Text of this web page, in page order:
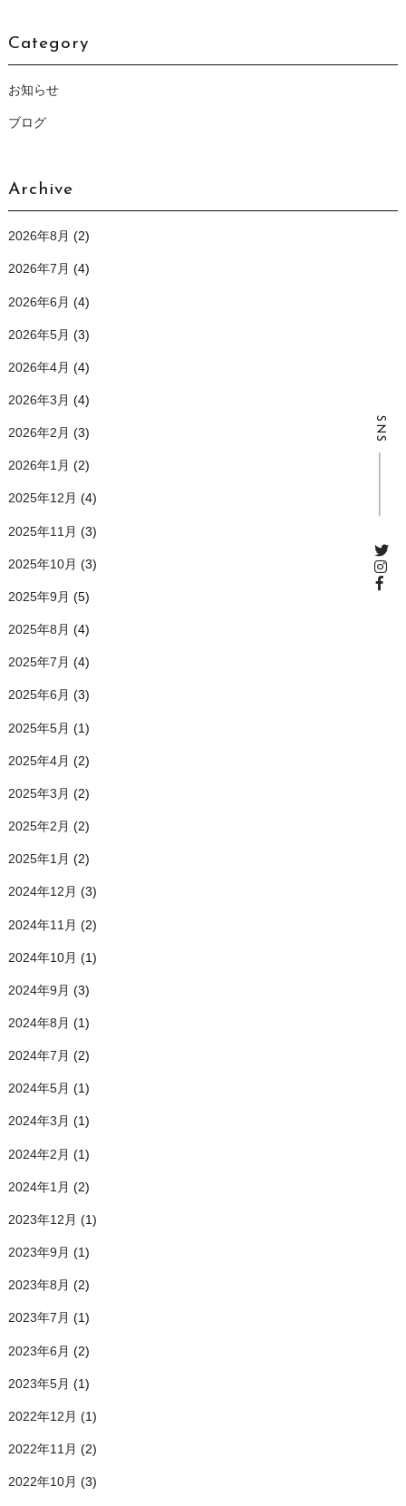
SNS
Category
お知らせ
ブログ
Archive
2026年8月 (2)
2026年7月 (4)
2026年6月 (4)
2026年5月 (3)
2026年4月 (4)
2026年3月 (4)
2026年2月 (3)
2026年1月 (2)
2025年12月 (4)
2025年11月 (3)
2025年10月 (3)
2025年9月 (5)
2025年8月 (4)
2025年7月 (4)
2025年6月 (3)
2025年5月 (1)
2025年4月 (2)
2025年3月 (2)
2025年2月 (2)
2025年1月 (2)
2024年12月 (3)
2024年11月 (2)
2024年10月 (1)
2024年9月 (3)
2024年8月 (1)
2024年7月 (2)
2024年5月 (1)
2024年3月 (1)
2024年2月 (1)
2024年1月 (2)
2023年12月 (1)
2023年9月 (1)
2023年8月 (2)
2023年7月 (1)
2023年6月 (2)
2023年5月 (1)
2022年12月 (1)
2022年11月 (2)
2022年10月 (3)